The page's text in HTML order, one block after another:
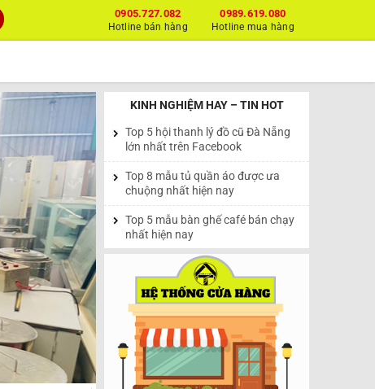
0989.619.080
Hotline mua hàng
0905.727.082
Hotline bán hàng
KINH NGHIỆM HAY – TIN HOT
Top 5 hội thanh lý đồ cũ Đà Nẵng
lớn nhất trên Facebook
Top 8 mẫu tủ quần áo được ưa
chuộng nhất hiện nay
Top 5 mẫu bàn ghế café bán chạy
nhất hiện nay